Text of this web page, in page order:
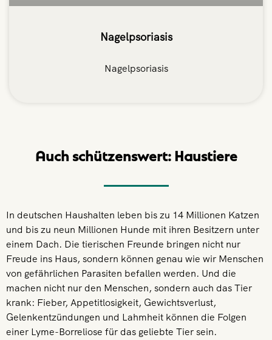
Nagelpsoriasis
Nagelpsoriasis
Auch schützenswert: Haustiere
In deutschen Haushalten leben bis zu 14 Millionen Katzen
und bis zu neun Millionen Hunde mit ihren Besitzern unter
einem Dach. Die tierischen Freunde bringen nicht nur
Freude ins Haus, sondern können genau wie wir Menschen
von gefährlichen Parasiten befallen werden. Und die
machen nicht nur den Menschen, sondern auch das Tier
krank: Fieber, Appetitlosigkeit, Gewichtsverlust,
Gelenkentzündungen und Lahmheit können die Folgen
einer Lyme-Borreliose für das geliebte Tier sein.